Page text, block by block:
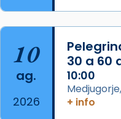
de Barcelona.
Aquest dilluns, 27
missa d’acció de
comitè
del Sant Pare Lleó
col·laboradors, a
10
ag.
2026
30 a 60
10:00
+ info